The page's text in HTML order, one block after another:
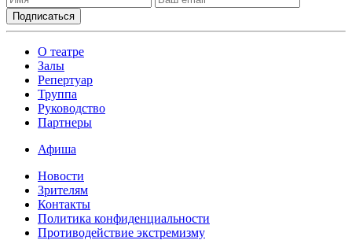
О театре
Залы
Репертуар
Труппа
Руководство
Партнеры
Афиша
Новости
Зрителям
Контакты
Политика конфиденциальности
Противодействие экстремизму